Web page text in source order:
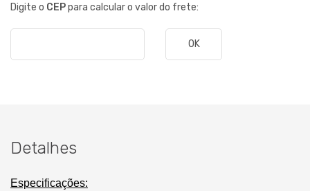
Digite o CEPpara calcular o valor do frete:
OK
Detalhes
Especificações: